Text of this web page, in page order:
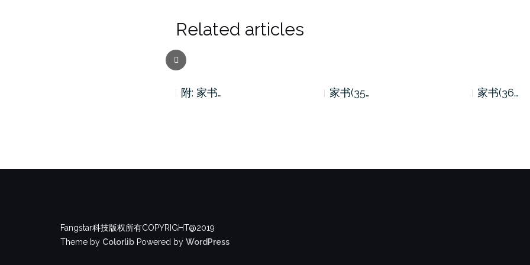
Related articles
Previous
附: 家书… 家书(35… 家书(36…
Fangstar科技版权所有COPYRIGHT@2019
Theme by Colorlib Powered by WordPress